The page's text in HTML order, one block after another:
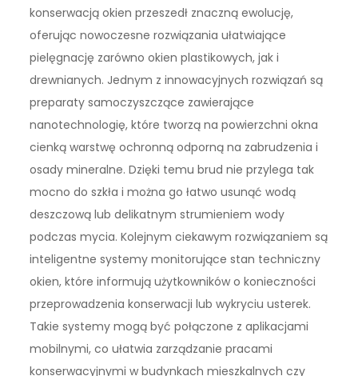
konserwacją okien przeszedł znaczną ewolucję,
oferując nowoczesne rozwiązania ułatwiające
pielęgnację zarówno okien plastikowych, jak i
drewnianych. Jednym z innowacyjnych rozwiązań są
preparaty samoczyszczące zawierające
nanotechnologię, które tworzą na powierzchni okna
cienką warstwę ochronną odporną na zabrudzenia i
osady mineralne. Dzięki temu brud nie przylega tak
mocno do szkła i można go łatwo usunąć wodą
deszczową lub delikatnym strumieniem wody
podczas mycia. Kolejnym ciekawym rozwiązaniem są
inteligentne systemy monitorujące stan techniczny
okien, które informują użytkowników o konieczności
przeprowadzenia konserwacji lub wykryciu usterek.
Takie systemy mogą być połączone z aplikacjami
mobilnymi, co ułatwia zarządzanie pracami
konserwacyjnymi w budynkach mieszkalnych czy